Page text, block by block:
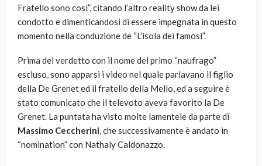
Fratello sono così”, citando l’altro reality show da lei
condotto e dimenticandosi di essere impegnata in questo
momento nella conduzione de “L’isola dei famosi”.
Prima del verdetto con il nome del primo “naufrago”
escluso, sono apparsi i video nel quale parlavano il figlio
della De Grenet ed il fratello della Mello, ed a seguire è
stato comunicato che il televoto aveva favorito la De
Grenet. La puntata ha visto molte lamentele da parte di
Massimo Ceccherini, che successivamente è andato in
“nomination” con Nathaly Caldonazzo.